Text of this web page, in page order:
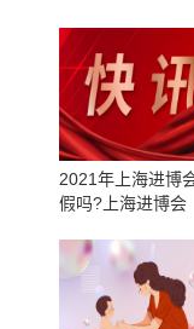
2021年上海进博
假吗?上海进博会